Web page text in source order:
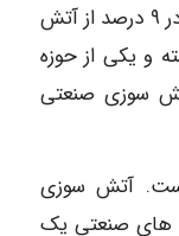
کلی، آتش سوزی وسایل نقلیه هر ساله در ۹ درصد از آتش
و یکی از حوزه
سوزی صنعتی
سال ۲۰۲۰ صادق است. آتش سوزی
های صنعتی یک